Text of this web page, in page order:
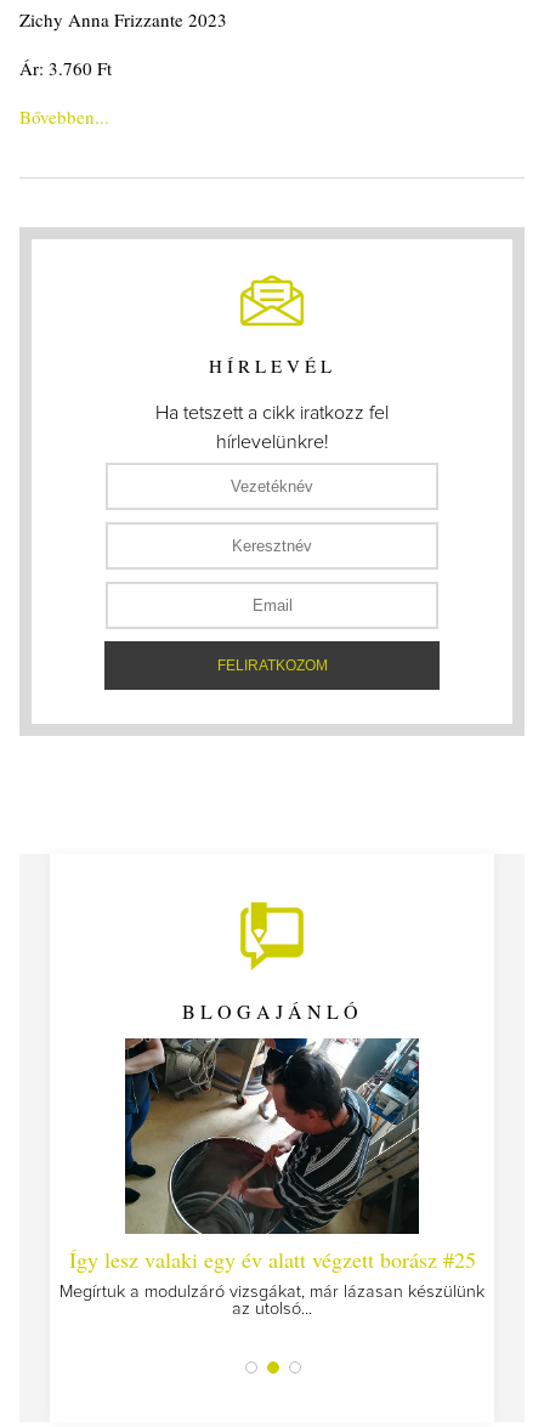
Zichy Anna Frizzante 2023
Ár: 3.760 Ft
Bővebben...
HÍRLEVÉL
Ha tetszett a cikk iratkozz fel
hírlevelünkre!
BLOGAJÁNLÓ
Így lesz valaki egy év alatt végzett borász #25
Megírtuk a modulzáró vizsgákat, már lázasan készülünk
az utolsó...